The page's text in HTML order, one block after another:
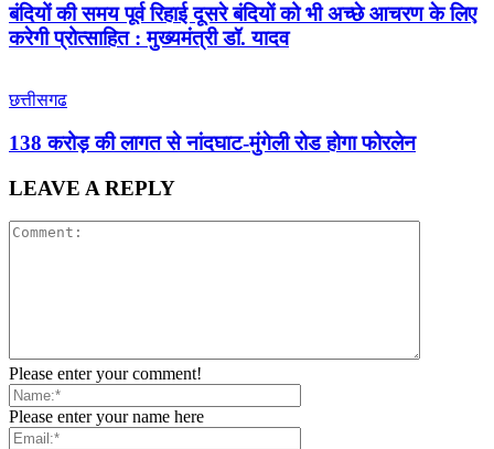
बंदियों की समय पूर्व रिहाई दूसरे बंदियों को भी अच्छे आचरण के लिए
करेगी प्रोत्साहित : मुख्यमंत्री डॉ. यादव
छत्तीसगढ
138 करोड़ की लागत से नांदघाट-मुंगेली रोड होगा फोरलेन
LEAVE A REPLY
Please enter your comment!
Please enter your name here